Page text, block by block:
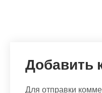
Добавить
Для отправки